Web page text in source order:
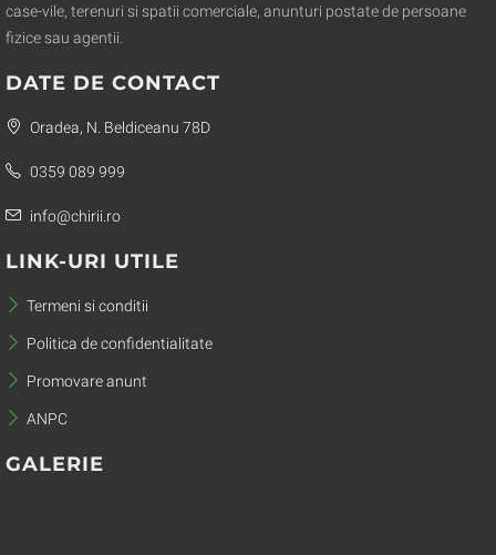
case-vile, terenuri si spatii comerciale, anunturi postate de persoane
fizice sau agentii.
DATE DE CONTACT
Oradea, N. Beldiceanu 78D
0359 089 999
info@chirii.ro
LINK-URI UTILE
Termeni si conditii
Politica de confidentialitate
Promovare anunt
ANPC
GALERIE